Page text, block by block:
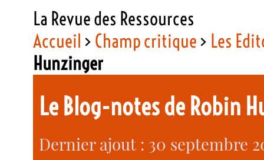
La Revue des Ressources
Accueil > Champ critique> Les
Hunzinger
Le Blog-notes de Robin
Dernier ajout : 30 septembre